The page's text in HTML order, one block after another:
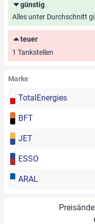
günstig
Alles unter Durchschnitt
teuer
1 Tankstellen
Marke
TotalEnergies
BFT
JET
ESSO
ARAL